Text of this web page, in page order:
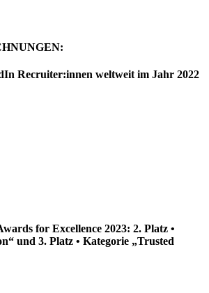
Recruiter:innen weltweit im Jahr 2022
for Excellence 2023: 2. Platz •
und 3. Platz • Kategorie „Trusted